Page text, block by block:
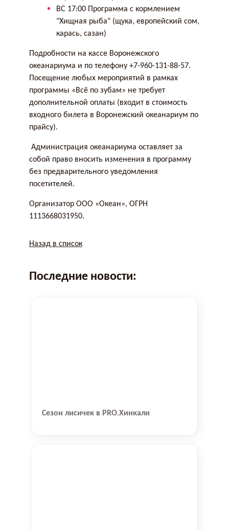
ВС 17:00 Программа с кормлением
"Хищная рыба" (щука, европейский сом,
карась, сазан)
Подробности на кассе Воронежского
океанариума и по телефону +7-960-131-88-57.
Посещение любых мероприятий в рамках
программы «Всё по зубам» не требует
дополнительной оплаты (входит в стоимость
входного билета в Воронежский океанариум по
прайсу).
Администрация океанариума оставляет за
собой право вносить изменения в программу
без предварительного уведомления
посетителей.
Организатор ООО «Океан», ОГРН
1113668031950.
Назад в список
Последние новости:
Сезон лисичек в PRO.Хинкали